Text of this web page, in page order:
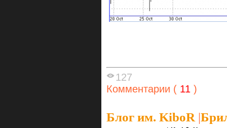
127
Комментарии ( 11 )
Блог им. KiboR |